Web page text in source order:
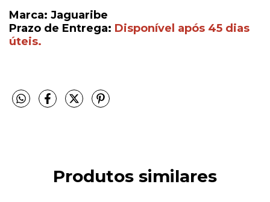
Marca: Jaguaribe
Prazo de Entrega: Disponível após 45 dias
úteis.
Produtos similares